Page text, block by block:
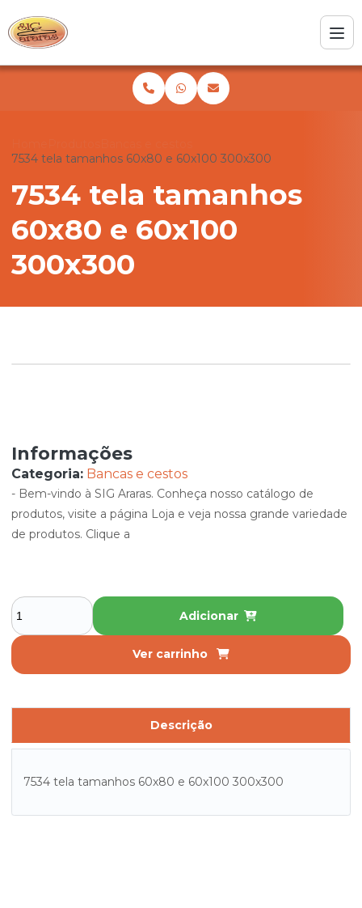
7534 tela tamanhos 60x80 e 60x100 300x300
7534 tela tamanhos
60x80 e 60x100
300x300
Informações
Categoria: Bancas e cestos
- Bem-vindo à SIG Araras. Conheça nosso catálogo de
produtos, visite a página Loja e veja nossa grande variedade
de produtos. Clique a
Adicionar
Ver carrinho
Descrição
7534 tela tamanhos 60x80 e 60x100 300x300